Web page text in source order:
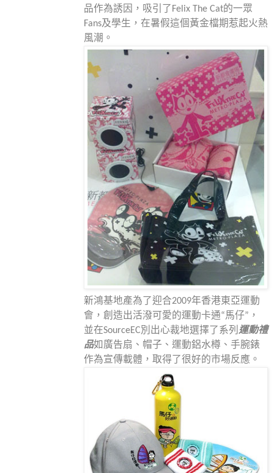
品作為誘因，吸引了 Felix The Cat的一眾
Fans及學生，在暑假這個黃金檔期惹起火熱
風潮。
新鴻基地產為了迎合2009年香港東亞運動
會，創造出活潑可愛的運動卡通“馬仔”，
並在SourceEC別出心裁地選擇了系列 運動禮
品如廣告扇、帽子、運動鋁水樽、手腕錶
作為宣傳載體，取得了很好的市場反應。